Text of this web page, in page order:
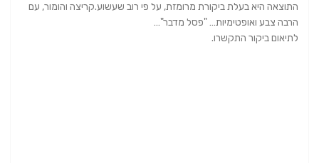
התוצאה היא בעלת ביקורת מרומזת, על פי רוב שעשוע.קריצה והומור, עם
הרבה צבע ואופטימיות… "פסל מדבר"…
לתיאום ביקור התקשרו.